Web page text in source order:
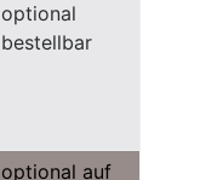
optional
bestellbar
optional auf